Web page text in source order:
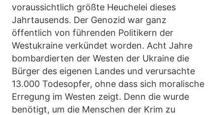
voraussichtlich größte Heuchelei dieses
Jahrtausends. Der Genozid war ganz
öffentlich von führenden Politikern der
Westukraine verkündet worden. Acht Jahre
bombardierten der Westen der Ukraine die
Bürger des eigenen Landes und verursachte
13.000 Todesopfer, ohne dass sich moralische
Erregung im Westen zeigt. Denn die wurde
benötigt, um die Menschen der Krim zu